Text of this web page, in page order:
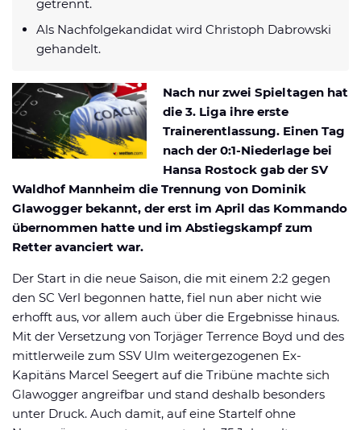
Datenschutzerklärung
Affiliate Disclaimer
Shop News Deals
getrennt.
Als Nachfolgekandidat wird Christoph Dabrowski
gehandelt.
Nach nur zwei Spieltagen hat
die 3. Liga ihre erste
Trainerentlassung. Einen Tag
nach der 0:1-Niederlage bei
Hansa Rostock gab der SV
Waldhof Mannheim die Trennung von Dominik
Glawogger bekannt, der erst im April das Kommando
übernommen hatte und im Abstiegskampf zum
Retter avanciert war.
Der Start in die neue Saison, die mit einem 2:2 gegen
den SC Verl begonnen hatte, fiel nun aber nicht wie
erhofft aus, vor allem auch über die Ergebnisse hinaus.
Mit der Versetzung von Torjäger Terrence Boyd und des
mittlerweile zum SSV Ulm weitergezogenen Ex-
Kapitäns Marcel Seegert auf die Tribüne machte sich
Glawogger angreifbar und stand deshalb besonders
unter Druck. Auch damit, auf eine Startelf ohne